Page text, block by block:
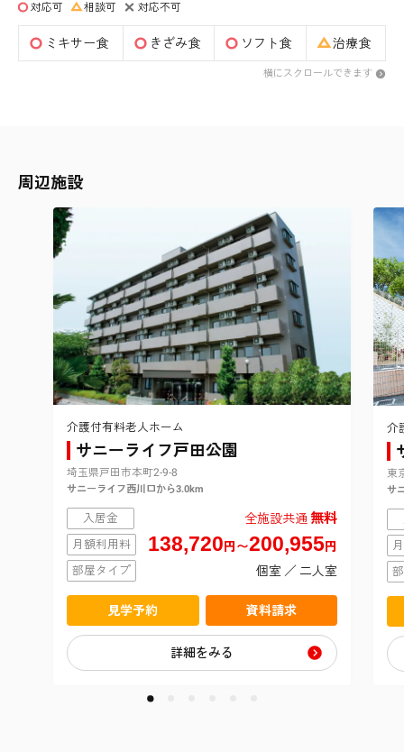
対応可 相談可 対応不可
ミキサー食 きざみ食 ソフト食 治療食
横にスクロールできます
周辺施設
介護付有料老人ホーム
サニーライフ戸田公園
埼玉県戸田市本町2-9-8
サニーライフ西川口から3.0km
入居金 全施設共通 無料
月額利用料 138,720 円〜200,955円
部屋タイプ 個室 ／ 二人室
見学予約 資料請求
詳細をみる
介
東
サ